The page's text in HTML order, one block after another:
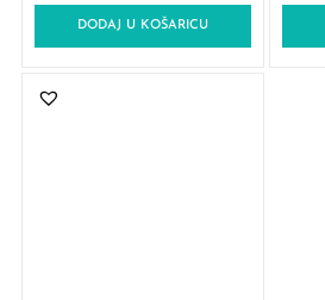
DODAJ U KOŠARICU